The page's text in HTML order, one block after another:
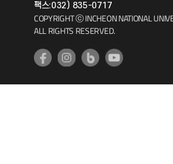
기초교육원
팩스:032) 835-0717
COPYRIGHT ⓒ INCHEON NATIONAL
ALL RIGHTS RESERVED.